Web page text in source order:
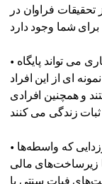
فراوان در
• می تواند پایگاه
ای از این افراد
و همچنین افرادی
• که واسطه‌ها
زیرساخت‌های مالی
فیات سنتی با